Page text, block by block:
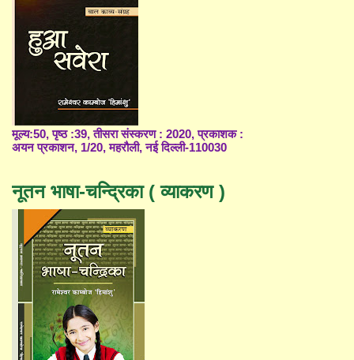
मूल्य:50, पृष्ठ :39, तीसरा संस्करण : 2020, प्रकाशक :
अयन प्रकाशन, 1/20, महरौली, नई दिल्ली-110030
नूतन भाषा-चन्द्रिका ( व्याकरण )